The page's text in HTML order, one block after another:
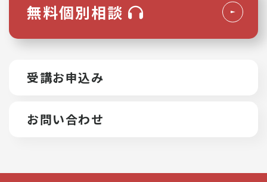
無料個別相談
受講お申込み
お問い合わせ